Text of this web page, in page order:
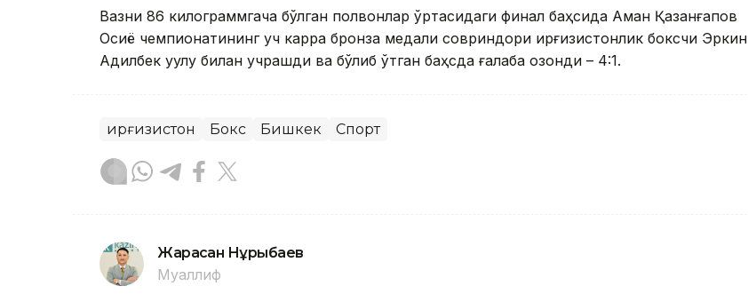
Вазни 86 килограммгача бўлган полвонлар ўртасидаги финал баҳсида Аман Қазанғапов
Осиё чемпионатининг уч карра бронза медали совриндори қирғизистонлик боксчи Эркин
Адилбек уулу билан учрашди ва бўлиб ўтган баҳсда ғалаба қозонди – 4:1.
Қирғизистон Бокс Бишкек Спорт
Жарасқан Нұрыбаев
Муаллиф